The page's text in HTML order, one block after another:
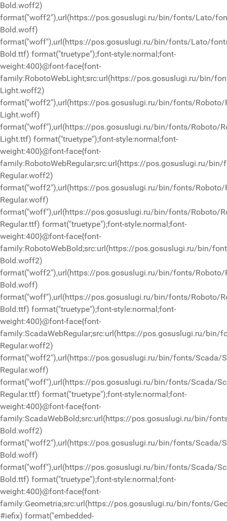
Bold.woff2)
format("woff2"),url(https://pos.gosuslugi.ru/bin/fonts/Lato/
Bold.woff)
format("woff"),url(https://pos.gosuslugi.ru/bin/fonts/Lato/
Bold.ttf) format("truetype");font-style:normal;font-
weight:400}@font-face{font-
family:RobotoWebLight;src:url(https://pos.gosuslugi.ru/bin/
Light.woff2)
format("woff2"),url(https://pos.gosuslugi.ru/bin/fonts/Roboto/
Light.woff)
format("woff"),url(https://pos.gosuslugi.ru/bin/fonts/Roboto/
Light.ttf) format("truetype");font-style:normal;font-
weight:400}@font-face{font-
family:RobotoWebRegular;src:url(https://pos.gosuslugi.ru/
Regular.woff2)
format("woff2"),url(https://pos.gosuslugi.ru/bin/fonts/Roboto/
Regular.woff)
format("woff"),url(https://pos.gosuslugi.ru/bin/fonts/Roboto/
Regular.ttf) format("truetype");font-style:normal;font-
weight:400}@font-face{font-
family:RobotoWebBold;src:url(https://pos.gosuslugi.ru/bin/
Bold.woff2)
format("woff2"),url(https://pos.gosuslugi.ru/bin/fonts/Roboto/
Bold.woff)
format("woff"),url(https://pos.gosuslugi.ru/bin/fonts/Roboto/
Bold.ttf) format("truetype");font-style:normal;font-
weight:400}@font-face{font-
family:ScadaWebRegular;src:url(https://pos.gosuslugi.ru/bin/
Regular.woff2)
format("woff2"),url(https://pos.gosuslugi.ru/bin/fonts/Scada/
Regular.woff)
format("woff"),url(https://pos.gosuslugi.ru/bin/fonts/Scada/
Regular.ttf) format("truetype");font-style:normal;font-
weight:400}@font-face{font-
family:ScadaWebBold;src:url(https://pos.gosuslugi.ru/bin/
Bold.woff2)
format("woff2"),url(https://pos.gosuslugi.ru/bin/fonts/Scada/
Bold.woff)
format("woff"),url(https://pos.gosuslugi.ru/bin/fonts/Scada/
Bold.ttf) format("truetype");font-style:normal;font-
weight:400}@font-face{font-
family:Geometria;src:url(https://pos.gosuslugi.ru/bin/fonts/
#iefix) format("embedded-